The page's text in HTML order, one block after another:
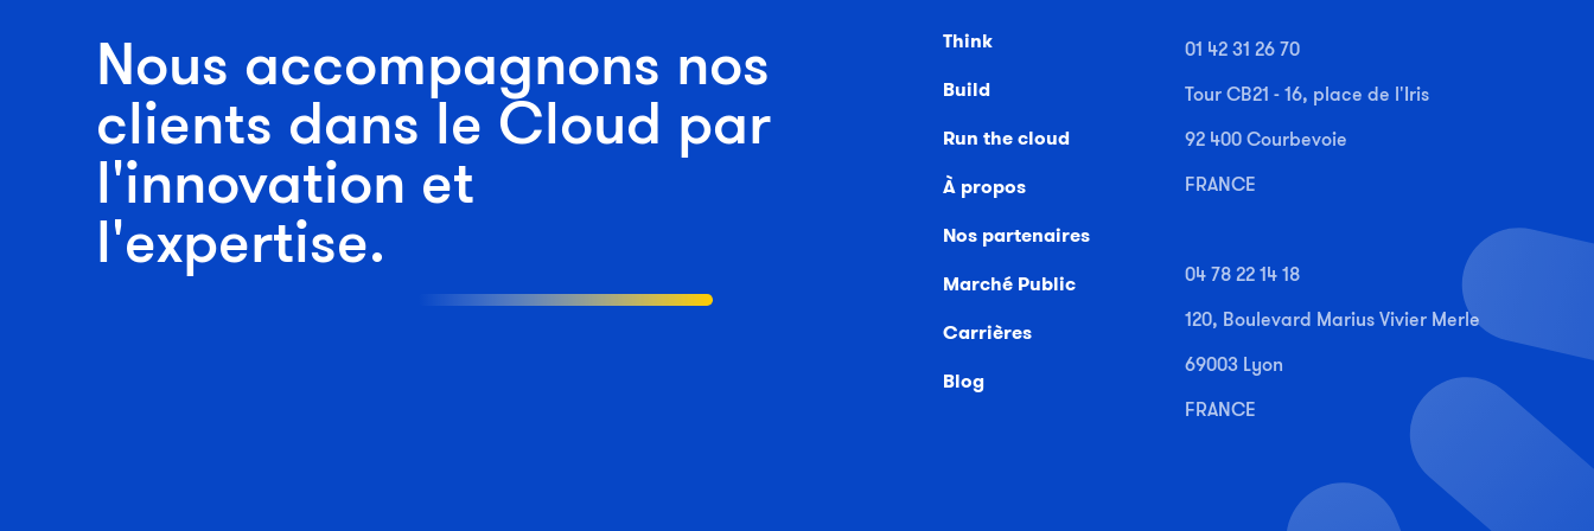
Nous accompagnons nos
clients dans le Cloud par
l'innovation et
l'expertise.
Think
Build
Run the cloud
À propos
Nos partenaires
Marché Public
Carrières
Blog
01 42 31 26 70
Tour CB21 - 16, place de l'Iris
92 400 Courbevoie
FRANCE
04 78 22 14 18
120, Boulevard Marius Vivier Merle
69003 Lyon
FRANCE